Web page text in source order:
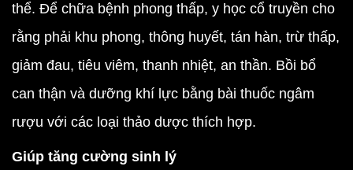
thể. Để chữa bệnh phong thấp, y học cổ truyền cho
rằng phải khu phong, thông huyết, tán hàn, trừ thấp,
giảm đau, tiêu viêm, thanh nhiệt, an thần. Bồi bổ
can thận và dưỡng khí lực bằng bài thuốc ngâm
rượu với các loại thảo dược thích hợp.
Giúp tăng cường sinh lý